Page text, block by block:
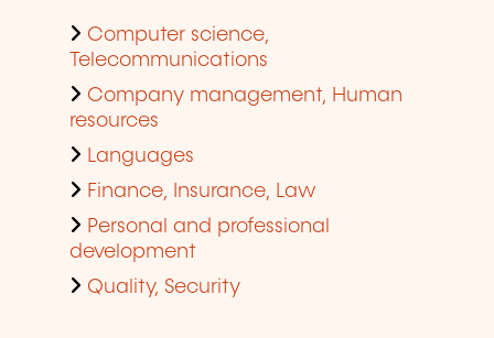
Computer science,
Telecommunications
Company management, Human
resources
Languages
Finance, Insurance, Law
Personal and professional
development
Quality, Security